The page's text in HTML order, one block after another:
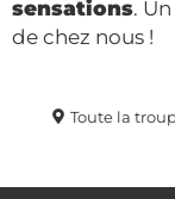
sensations.
de chez nous !
Toute la